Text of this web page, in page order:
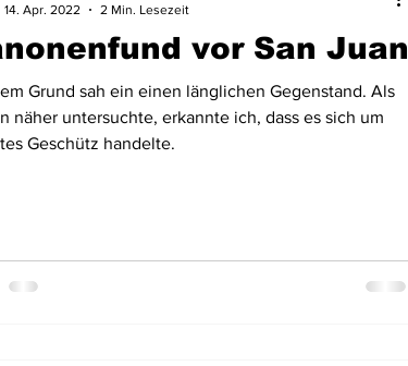
Schiffwracks Flugzeugwracks
Puerto Rico
vor San Juan
Grund sah ein einen länglichen Gegenstand. Als
näher untersuchte, erkannte ich, dass es sich um
Geschütz handelte.
14. Apr. 2022
2 Min. Lesezeit